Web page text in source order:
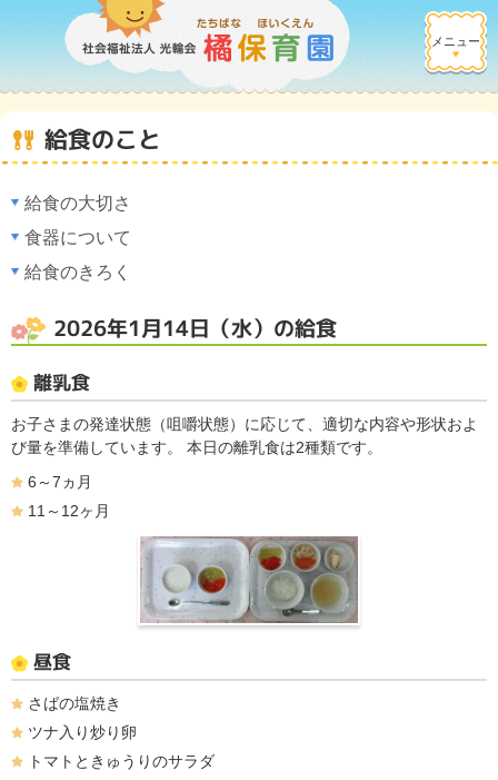
メニュー
給食のこと
給食の大切さ
食器について
給食のきろく
2026年1月14日（水）の給食
離乳食
お子さまの発達状態（咀嚼状態）に応じて、適切な内容や形状およ
び量を準備しています。 本日の離乳食は2種類です。
6～7ヵ月
11～12ヶ月
昼食
さばの塩焼き
ツナ入り炒り卵
トマトときゅうりのサラダ